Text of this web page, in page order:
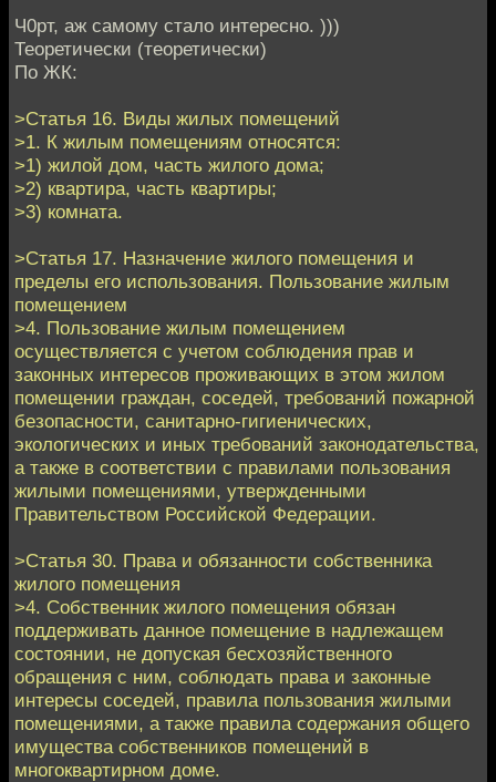
Ч0рт, аж самому стало интересно. )))
Теоретически (теоретически)
По ЖК:
>Статья 16. Виды жилых помещений
>1. К жилым помещениям относятся:
>1) жилой дом, часть жилого дома;
>2) квартира, часть квартиры;
>3) комната.
>Статья 17. Назначение жилого помещения и
пределы его использования. Пользование жилым
помещением
>4. Пользование жилым помещением
осуществляется с учетом соблюдения прав и
законных интересов проживающих в этом жилом
помещении граждан, соседей, требований пожарной
безопасности, санитарно-гигиенических,
экологических и иных требований законодательства,
а также в соответствии с правилами пользования
жилыми помещениями, утвержденными
Правительством Российской Федерации.
>Статья 30. Права и обязанности собственника
жилого помещения
>4. Собственник жилого помещения обязан
поддерживать данное помещение в надлежащем
состоянии, не допуская бесхозяйственного
обращения с ним, соблюдать права и законные
интересы соседей, правила пользования жилыми
помещениями, а также правила содержания общего
имущества собственников помещений в
многоквартирном доме.